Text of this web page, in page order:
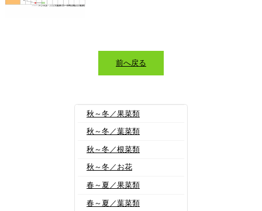
前へ戻る
秋～冬／果菜類
秋～冬／葉菜類
秋～冬／根菜類
秋～冬／お花
春～夏／果菜類
春～夏／葉菜類